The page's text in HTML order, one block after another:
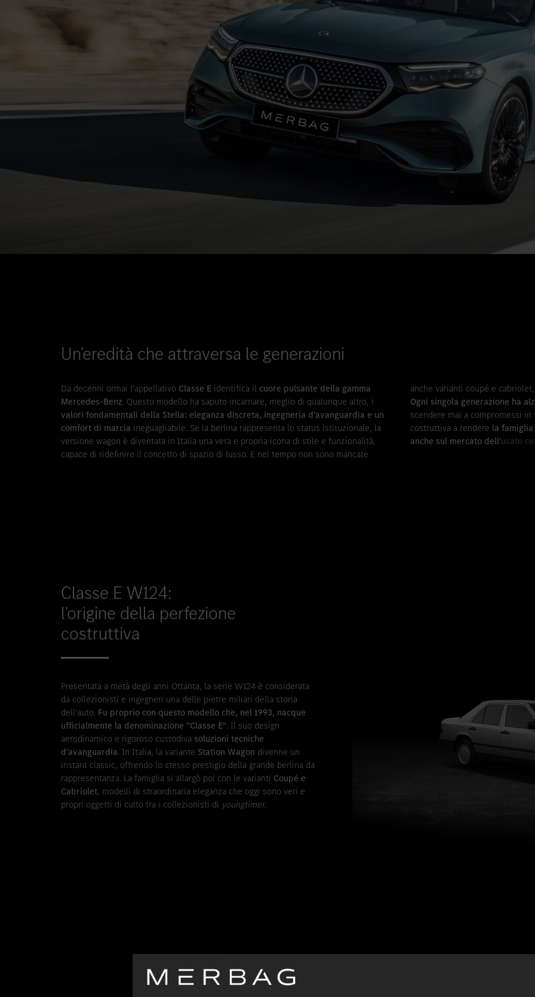
Tipologie di veicoli
Classi di modelli
Mercedes-Maybach
smart
Vetture usate
Leasing
Garanzia
Digital Extras
Servizi Assicurativi
Appuntamento per l'assistenza
Un'eredità che attraversa le generazioni
Da decenni ormai l'appellativo Classe E identifica il cuore pulsante della gamma
Mercedes-Benz. Questo modello ha saputo incarnare, meglio di qualunque altro, i
valori fondamentali della Stella: eleganza discreta, ingegneria d'avanguardia e un
comfort di marcia ineguagliabile. Se la berlina rappresenta lo status istituzionale, la
versione wagon è diventata in Italia una vera e propria icona di stile e funzionalità,
capace di ridefinire il concetto di spazio di lusso. E nel tempo non sono mancate
anche varianti coupé e
Ogni singola generazione ha
scendere mai a compromessi
costruttiva a rendere la
anche sul mercato dell'usato
Classe E W124:
l'origine della perfezione
costruttiva
Presentata a metà degli anni Ottanta, la serie W124 è considerata
da collezionisti e ingegneri una delle pietre miliari della storia
dell'auto. Fu proprio con questo modello che, nel 1993, nacque
ufficialmente la denominazione "Classe E". Il suo design
aerodinamico e rigoroso custodiva soluzioni tecniche
d'avanguardia. In Italia, la variante Station Wagon divenne un
instant classic, offrendo lo stesso prestigio della grande berlina da
rappresentanza. La famiglia si allargò poi con le varianti Coupé e
Cabriolet, modelli di straordinaria eleganza che oggi sono veri e
propri oggetti di culto tra i collezionisti di youngtimer.